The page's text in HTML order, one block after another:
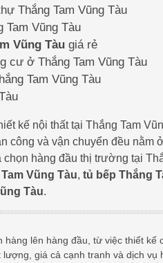
Thắng Tam Vũng Tàu
Tam Vũng Tàu
Vũng Tàu giá rẻ
cư ở Thắng Tam Vũng Tàu
Tam Vũng Tàu
kế nội thất tại Thắng Tam
và vận chuyển đều nằm
hàng đầu thị trường tại
Vũng Tàu, tủ bếp Thắng
Tàu.
hàng lên hàng đầu, từ việc thiết
giá cả cạnh tranh và dịch